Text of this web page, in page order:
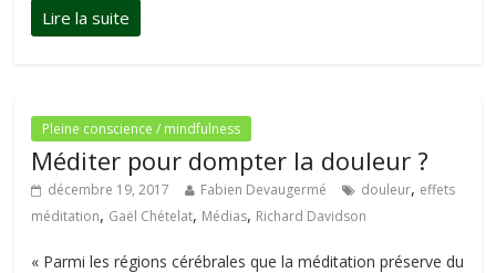
Pleine conscience / mindfulness
Méditer pour dompter la douleur ?
décembre 19, 2017 Fabien Devaugermé douleur, effets
méditation, Gaël Chételat, Médias, Richard Davidson
« Parmi les régions cérébrales que la méditation préserve du